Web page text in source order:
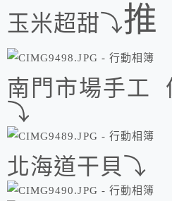
玉米超甜⤵推
南門市場手工
⤵
北海道干貝⤵